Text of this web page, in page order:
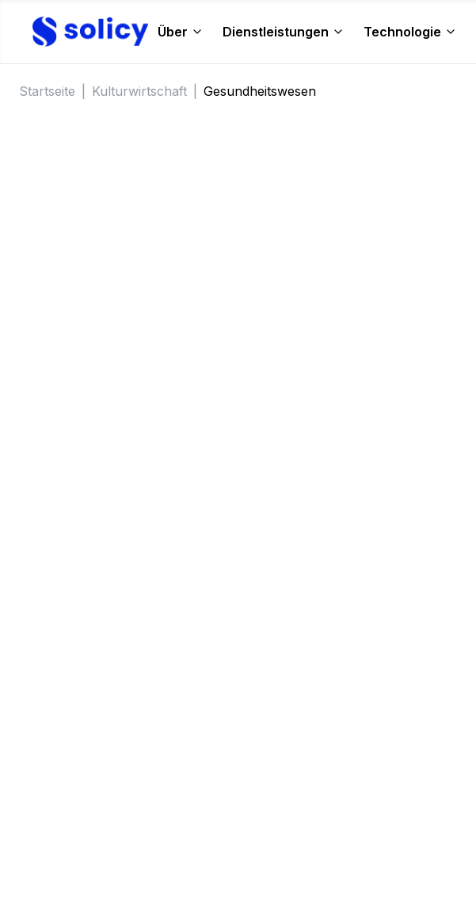
Über Dienstleistungen Technologie
Startseite Kulturwirtschaft Gesundheitswesen